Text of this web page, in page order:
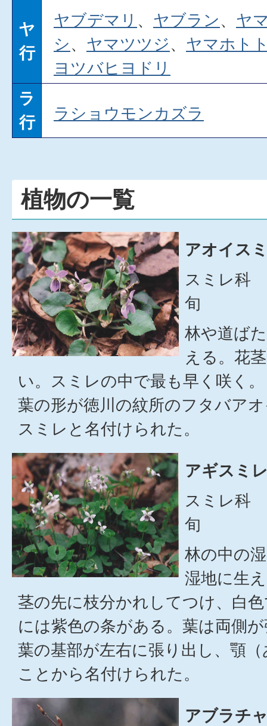
ヤ
行
ヤブデマリ 、 ヤブラン、 ヤ
シ、 ヤマツツジ、 ヤマホト
ヨツバヒヨドリ
ラ
行
ラショウモンカズラ
植物の一覧
アオイス
スミレ科
旬
林や道ば
える。花
い。スミレの中で最も早く咲く。
葉の形が徳川の紋所のフタバア
スミレと名付けられた。
アギスミ
スミレ科
旬
林の中の
湿地に生
茎の先に枝分かれしてつけ、白
には紫色の条がある。葉は両側
葉の基部が左右に張り出し、顎
ことから名付けられた。
アブラチ